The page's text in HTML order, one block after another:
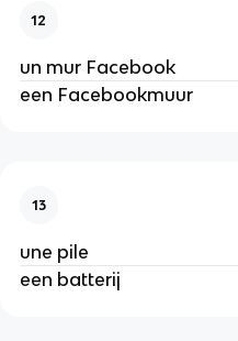
12
un mur Facebook
een Facebookmuur
13
une pile
een batterij